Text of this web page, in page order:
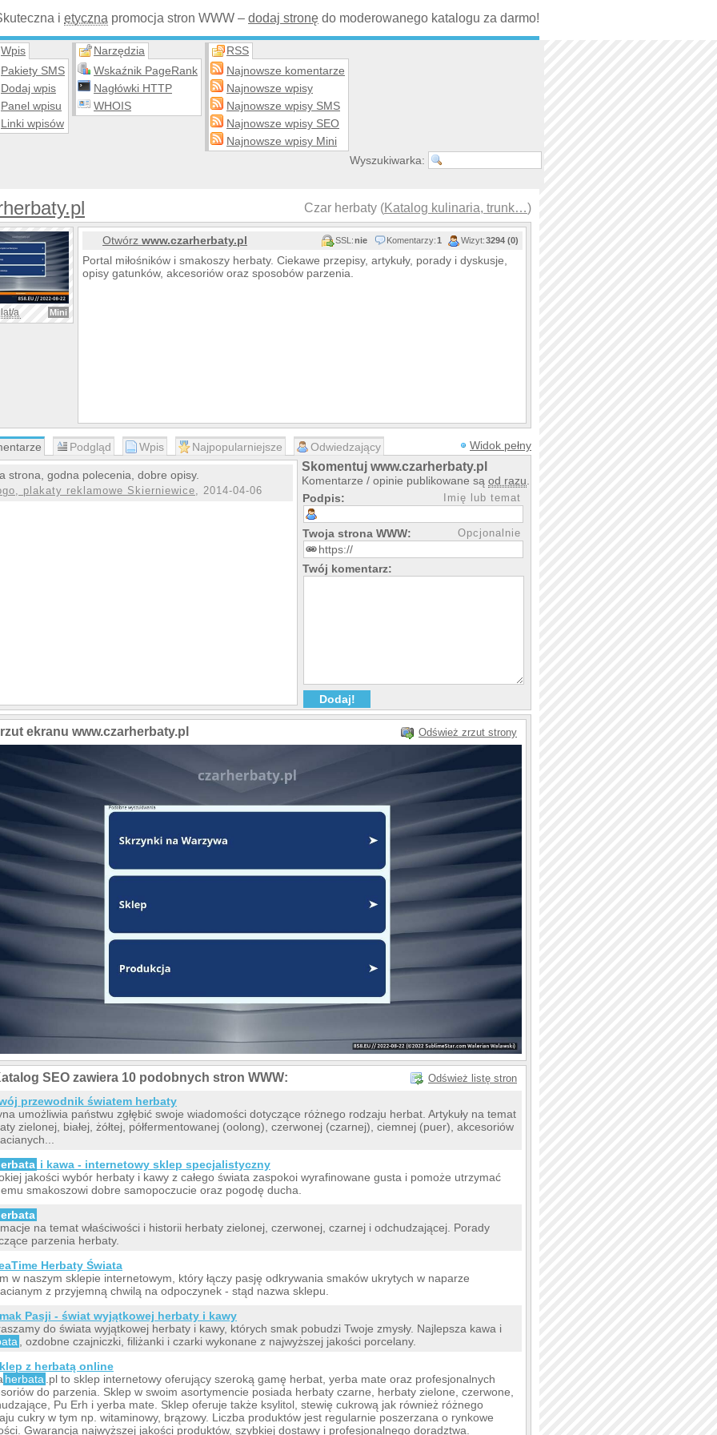
i etyczna promocja stron WWW – dodaj stronę do moderowanego katalogu za darmo!
Wpis
Pakiety SMS
Dodaj wpis
Panel wpisu
Linki wpisów
Narzędzia
Wskaźnik PageRank
Nagłówki HTTP
WHOIS
RSS
Najnowsze komentarze
Najnowsze wpisy
Najnowsze wpisy SMS
Najnowsze wpisy SEO
Najnowsze wpisy Mini
Wyszukiwarka:
Czar herbaty (Katalog kulinaria, trunk…)
a Mini
Otwórz www.czarherbaty.pl SSL:nie Komentarzy:1 Wizyt:3294 (0)
Portal miłośników i smakoszy herbaty. Ciekawe przepisy, artykuły, porady i dyskusje,
opisy gatunków, akcesoriów oraz sposobów parzenia.
Podgląd Wpis Najpopularniejsze Odwiedzający Widok pełny
strona, godna polecenia, dobre opisy.
plakaty reklamowe Skierniewice, 2014-04-06
Skomentuj www.czarherbaty.pl
Komentarze / opinie publikowane są od razu
Podpis:
Imię lub temat
Twoja strona WWW: Opcjonalnie
Twój komentarz:
ekranu www.czarherbaty.pl Odśwież zrzut strony
SEO zawiera 10 podobnych stron WWW: Odśwież listę stron
przewodnik światem herbaty
umożliwia państwu zgłębić swoje wiadomości dotyczące różnego rodzaju herbat. Artykuły na temat
zielonej, białej, żółtej, półfermentowanej (oolong), czerwonej (czarnej), ciemnej (puer), akcesoriów
i kawa - internetowy sklep specjalistyczny
jakości wybór herbaty i kawy z całego świata zaspokoi wyrafinowane gusta i pomoże utrzymać
smakoszowi dobre samopoczucie oraz pogodę ducha.
na temat właściwości i historii herbaty zielonej, czerwonej, czarnej i odchudzającej. Porady
parzenia herbaty.
Herbaty Świata
w naszym sklepie internetowym, który łączy pasję odkrywania smaków ukrytych w naparze
z przyjemną chwilą na odpoczynek - stąd nazwa sklepu.
Pasji - świat wyjątkowej herbaty i kawy
do świata wyjątkowej herbaty i kawy, których smak pobudzi Twoje zmysły. Najlepsza kawa i
, ozdobne czajniczki, filiżanki i czarki wykonane z najwyższej jakości porcelany.
z herbatą online
herbata .pl to sklep internetowy oferujący szeroką gamę herbat, yerba mate oraz profesjonalnych
do parzenia. Sklep w swoim asortymencie posiada herbaty czarne, herbaty zielone, czerwone,
Pu Erh i yerba mate. Sklep oferuje także ksylitol, stewię cukrową jak również różnego
cukry w tym np. witaminowy, brązowy. Liczba produktów jest regularnie poszerzana o rynkowe
Gwarancja najwyższej jakości produktów, szybkiej dostawy i profesjonalnego doradztwa.